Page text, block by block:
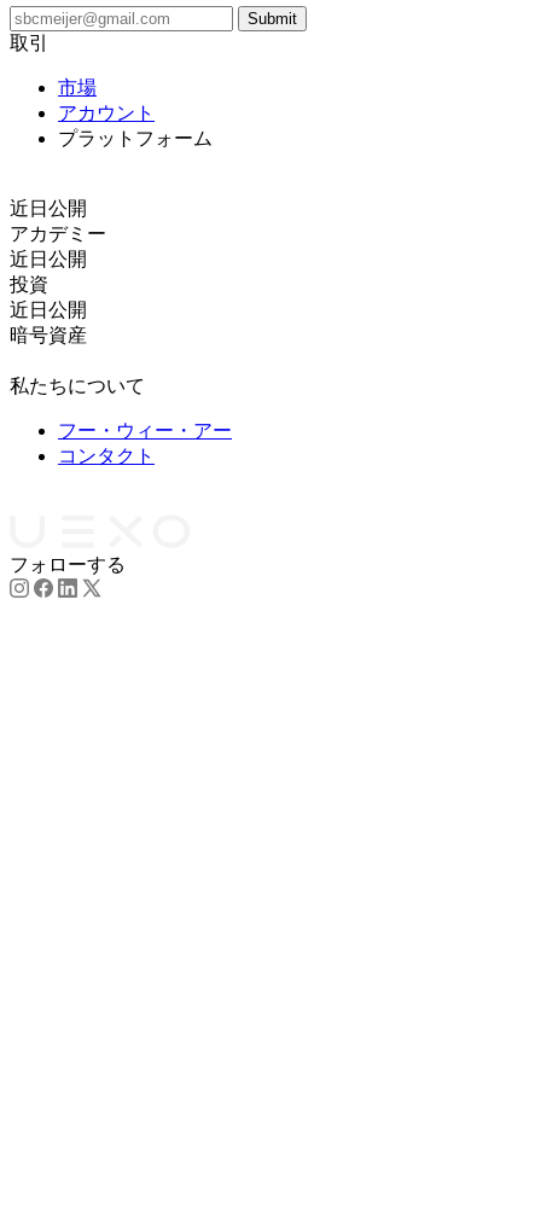
取引
市場
アカウント
プラットフォーム
近日公開
アカデミー
近日公開
投資
近日公開
暗号資産
私たちについて
フー・ウィー・アー
コンタクト
フォローする